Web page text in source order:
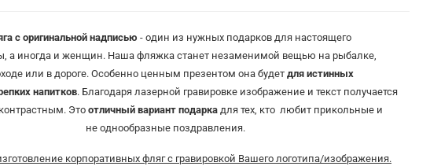
с оригинальной надписью - один из нужных подарков для настоящего
, а иногда и женщин. Наша фляжка станет незаменимой вещью на рыбалке,
или в дороге. Особенно ценным презентом она будет для истинных
напитков. Благодаря лазерной гравировке изображение и текст получается
контрастным. Это отличный вариант подарка для тех, кто любит прикольные и
не однообразные поздравления.
корпоративных фляг с гравировкой Вашего логотипа/изображения.